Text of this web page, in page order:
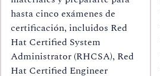
hasta cinco exámenes de
certificación, incluidos Red
Hat Certified System
Administrator (RHCSA), Red
Hat Certified Engineer